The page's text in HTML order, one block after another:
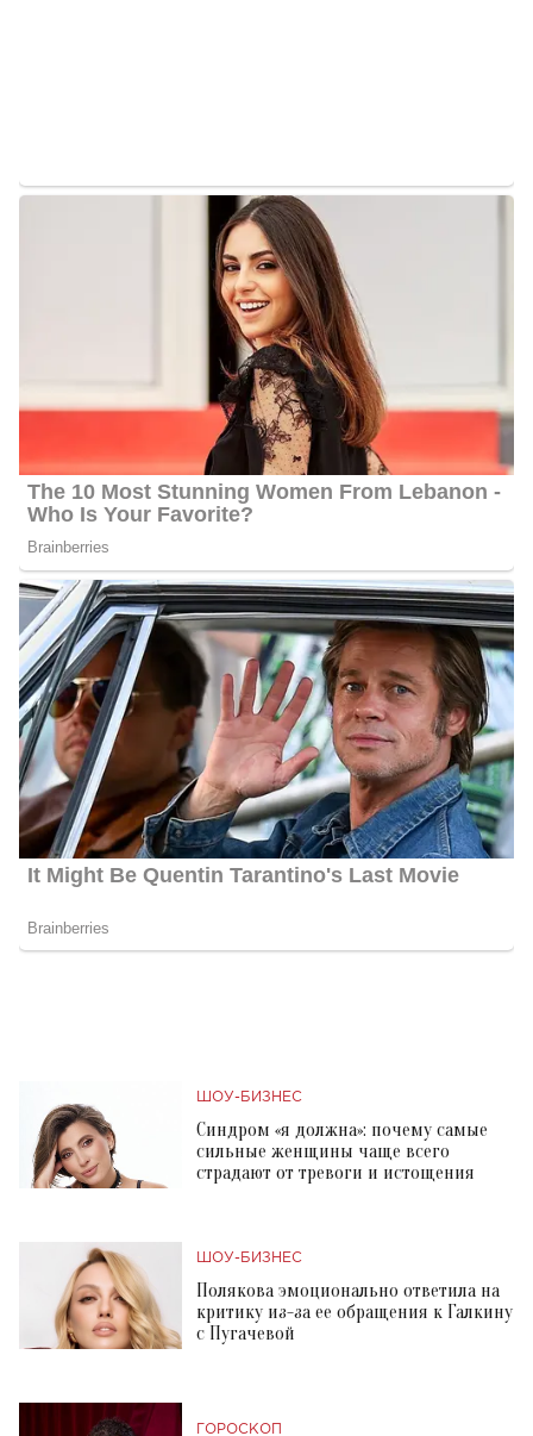
ШОУ-БИЗНЕС
Синдром «я должна»: почему самые
сильные женщины чаще всего
страдают от тревоги и истощения
ШОУ-БИЗНЕС
Полякова эмоционально ответила на
критику из-за ее обращения к Галкину
с Пугачевой
ГОРОСКОП